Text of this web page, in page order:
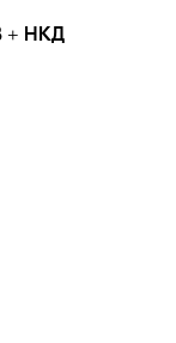
+ НКД